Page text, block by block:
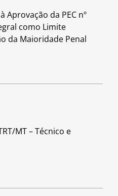
Aprovação da PEC nº
como Limite
da Maioridade Penal
MT – Técnico e